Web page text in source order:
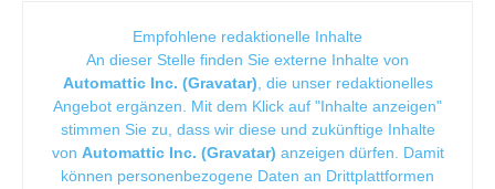
Empfohlene redaktionelle Inhalte
An dieser Stelle finden Sie externe Inhalte von
Automattic Inc. (Gravatar) , die unser redaktionelles
Angebot ergänzen. Mit dem Klick auf "Inhalte anzeigen"
stimmen Sie zu, dass wir diese und zukünftige Inhalte
von Automattic Inc. (Gravatar) anzeigen dürfen. Damit
können personenbezogene Daten an Drittplattformen